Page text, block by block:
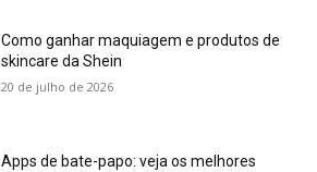
Como ganhar maquiagem e produtos de
skincare da Shein
20 de julho de 2026
Apps de bate-papo: veja os melhores